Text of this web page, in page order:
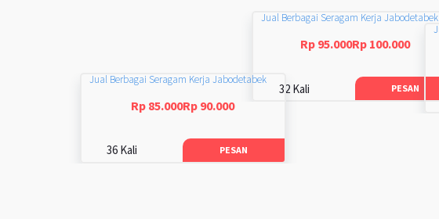
Jual Berbagai Seragam Kerja Jabodetabek
Rp 95.000Rp 100.000
32 Kali PESAN
Jual Berbagai Seragam Kerja Jabodetabek
Rp 85.000Rp 90.000
36 Kali PESAN